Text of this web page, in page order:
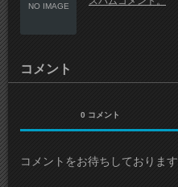
NO IMAGE
コメント
0 コメント
コメントをお待ちしております